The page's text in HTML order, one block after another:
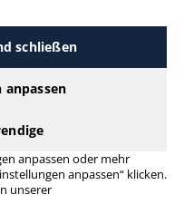
-mappen
schließen
anpassen
anpassen oder mehr
anpassen“ klicken.
unserer